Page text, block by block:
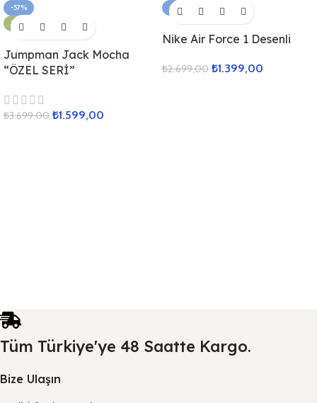
-57%
YENI
Jumpman Jack Mocha
“ÖZEL SERİ”
₺3.699,00 ₺1.599,00
-48%
Nike Air Force 1 Desenli
₺2.699,00 ₺1.399,00
Tüm Türkiye'ye 48 Saatte Kargo.
Bize Ulaşın